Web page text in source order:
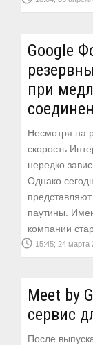
Google
при
Несмотря на
скорость
нередко
Однако
паутины.
компании
access_time 15:45; 24 марта
Meet by
сервис
После